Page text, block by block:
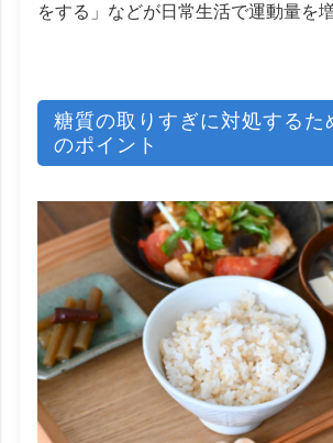
をする」などが日常生活で運動量を
糖質の取りすぎに対処するた
のポイント